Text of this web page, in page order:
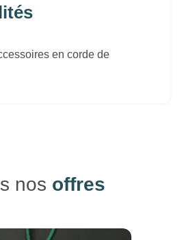
en corde de
nos offres